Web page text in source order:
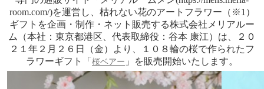
room.com/)を運営し、枯れない花のアートフラワー（※1）
ギフトを企画・制作・ネット販売する株式会社メリアルー
ム（本社：東京都港区、代表取締役：谷本 康江）は、２０
２１年２月２６日（金）より、１０８輪の桜で作られたフ
ラワーギフト「 桜ベアー 」を販売開始いたします。